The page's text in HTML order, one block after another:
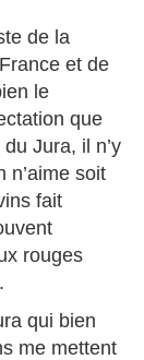
de la
et de
le
que
Jura, il n’y
n’aime soit
fait
rouges
qui bien
me mettent